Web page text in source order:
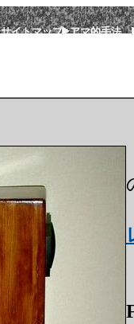
サイトマップ アマ的手法